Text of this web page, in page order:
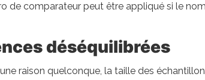
de comparateur peut être appliqué si le
déséquilibrées
raison quelconque, la taille des